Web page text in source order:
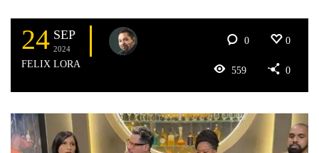
24 SEP
2024
FELIX LORA
0 0
559 0